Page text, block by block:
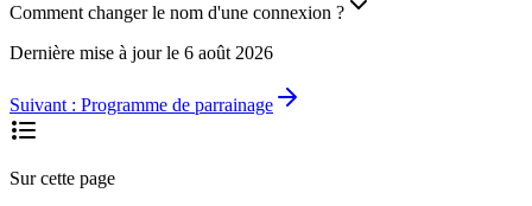
Comment changer le nom d'une connexion ?
Dernière mise à jour le 6 août 2026
Suivant : Programme de parrainage
Sur cette page